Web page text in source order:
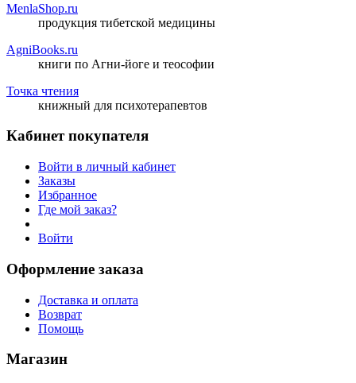
MenlaShop.ru
продукция тибетской медицины
AgniBooks.ru
книги по Агни-йоге и теософии
Точка чтения
книжный для психотерапевтов
Кабинет покупателя
Войти в личный кабинет
Заказы
Избранное
Где мой заказ?
Войти
Оформление заказа
Доставка и оплата
Возврат
Помощь
Магазин